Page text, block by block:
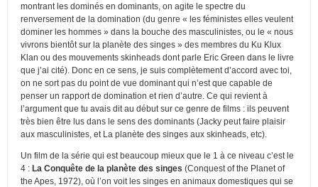
montrant les dominés en dominants, on agite le spectre du
renversement de la domination (du genre « les féministes elles veulent
dominer les hommes » dans la bouche des masculinistes, ou le « nous
vivrons bientôt sur la planète des singes » des membres du Ku Klux
Klan ou des mouvements skinheads dont parle Eric Green dans le livre
que j’ai cité). Donc en ce sens, je suis complètement d’accord avec toi,
on ne sort pas du point de vue dominant qui n’est que capable de
penser un rapport de domination et rien d’autre. Ce qui revient à
l’argument que tu avais dit au début sur ce genre de films : ils peuvent
très bien être lus dans le sens des dominants (Jacky peut faire plaisir
aux masculinistes, et La planète des singes aux skinheads, etc).
Un film de la série qui est beaucoup mieux que le 1 à ce niveau c’est le
4 : La Conquête de la planète des singes (Conquest of the Planet of
the Apes, 1972), où l’on voit les singes en animaux domestiques qui se